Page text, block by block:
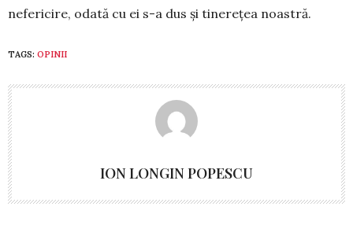
nefericire, odată cu ei s-a dus și tinerețea noastră.
TAGS: OPINII
ION LONGIN POPESCU